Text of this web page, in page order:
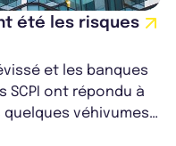
été les risques
et les banques
SCPI ont répondu à
véhivumes